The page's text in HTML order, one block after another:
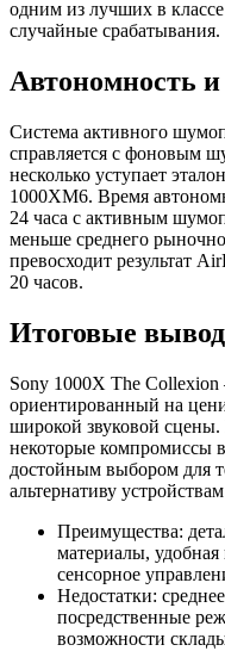
одним из лучших в
случайные срабатывания.
Автономность
Система активного
справляется с фоновым
несколько уступает
1000XM6. Время
24 часа с активным
меньше среднего
превосходит результат
20 часов.
Итоговые
Sony 1000X The
ориентированный на
широкой звуковой
некоторые компромиссы
достойным выбором для
альтернативу
Преимущества:
материалы,
сенсорное
Недостатки:
посредственные
возможности